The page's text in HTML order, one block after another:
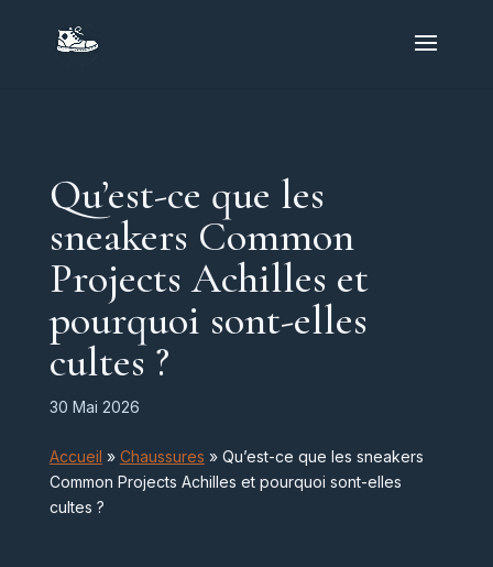
Qu’est-ce que les
sneakers Common
Projects Achilles et
pourquoi sont-elles
cultes ?
30 Mai 2026
Accueil » Chaussures » Qu’est-ce que les sneakers
Common Projects Achilles et pourquoi sont-elles
cultes ?